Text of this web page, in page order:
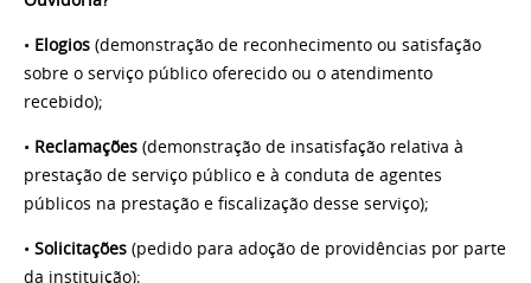
• Elogios (demonstração de reconhecimento ou satisfação
sobre o serviço público oferecido ou o atendimento
recebido);
• Reclamações (demonstração de insatisfação relativa à
prestação de serviço público e à conduta de agentes
públicos na prestação e fiscalização desse serviço);
• Solicitações (pedido para adoção de providências por parte
da instituição);